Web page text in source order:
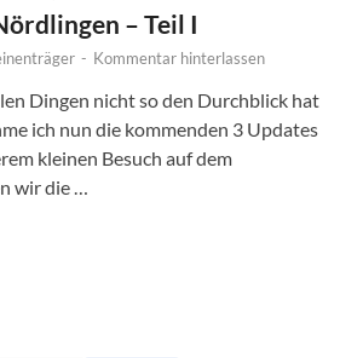
– Teil I
- Kommentar hinterlassen
Dingen nicht so den Durchblick hat
ich nun die kommenden 3 Updates
kleinen Besuch auf dem
wir die …